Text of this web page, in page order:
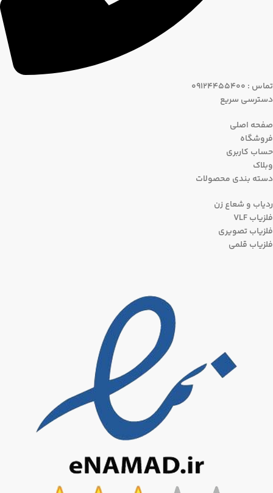
تماس : 09124455400
دسترسی سریع
صفحه اصلی
فروشگاه
حساب کاربری
وبلاک
دسته بندی محصولات
ردیاب و شعاع زن
فلزیاب VLF
فلزیاب تصویری
فلزیاب قلمی